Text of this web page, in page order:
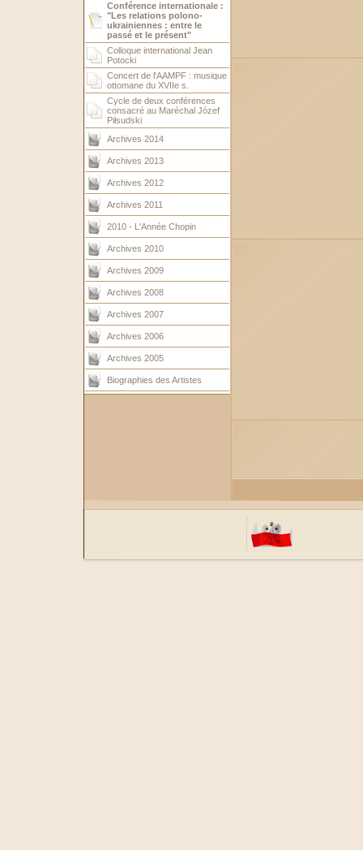
Conférence internationale :
"Les relations polono-
ukrainiennes : entre le
passé et le présent"
Colloque international Jean
Potocki
Concert de l'AAMPF : musique
ottomane du XVIIe s.
Cycle de deux conférences
consacré au Maréchal Józef
Piłsudski
Archives 2014
Archives 2013
Archives 2012
Archives 2011
2010 - L'Année Chopin
Archives 2010
Archives 2009
Archives 2008
Archives 2007
Archives 2006
Archives 2005
Biographies des Artistes